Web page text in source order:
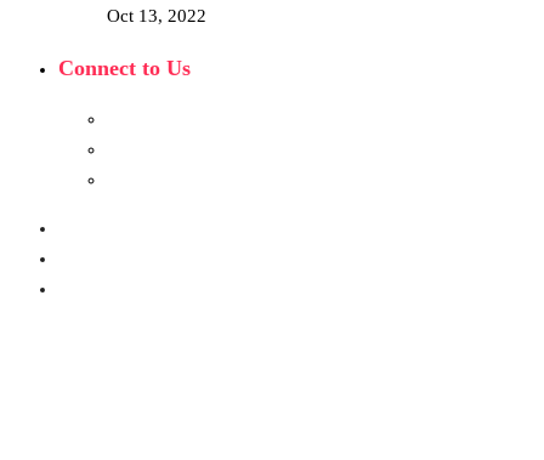
Oct 13, 2022
Connect to Us